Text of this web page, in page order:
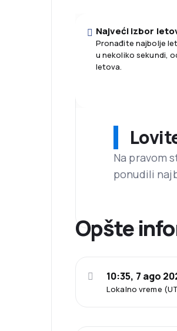
Najveći izbor
Pronađite najbolje
u nekoliko sekundi,
letova.
Na pravom
ponudili
Opšte
Lokalno vreme
10:35, 7 ago